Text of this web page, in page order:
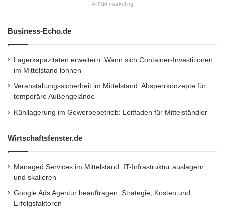
6. Überwachungskameras am
Auto anbringen
Die Installation von Überwachungskameras
kann eine wirksame Abschreckungsmaßnahme
gegen Vandalismus sein. Es gibt verschiedene
wurden. Diese Kameras können dazu
aufzuzeichnen und potenzielle Täter
abzuschrecken.
ARKM.marketing
Business-Echo.de
Lagerkapazitäten erweitern: Wann sich Container-Investitionen
im Mittelstand lohnen
Veranstaltungssicherheit im Mittelstand: Absperrkonzepte für
temporäre Außengelände
Kühllagerung im Gewerbebetrieb: Leitfaden für Mittelständler
Wirtschaftsfenster.de
Managed Services im Mittelstand: IT-Infrastruktur auslagern
und skalieren
Google Ads Agentur beauftragen: Strategie, Kosten und
Erfolgsfaktoren